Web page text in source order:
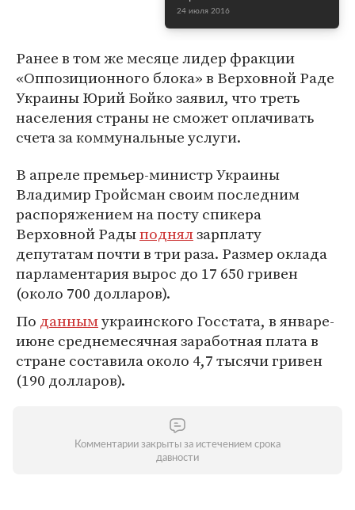
24 июля 2016
Ранее в том же месяце лидер фракции
«Оппозиционного блока» в Верховной Раде
Украины Юрий Бойко заявил, что треть
населения страны не сможет оплачивать
счета за коммунальные услуги.
В апреле премьер-министр Украины
Владимир Гройсман своим последним
распоряжением на посту спикера
Верховной Радыподнялзарплату
депутатам почти в три раза. Размер оклада
парламентария вырос до 17 650 гривен
(около 700 долларов).
По даннымукраинского Госстата, в январе-
июне среднемесячная заработная плата в
стране составила около 4,7 тысячи гривен
(190 долларов).
Комментарии закрыты за истечением срока
давности